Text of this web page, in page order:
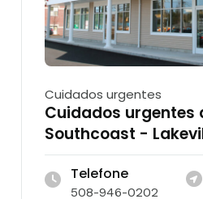
Cuidados urgentes
Cuidados urgentes
Southcoast -
Telefone
508-946-0202